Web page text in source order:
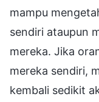
mampu
sendiri ataupun
mereka. Jika
mereka sendiri,
kembali sedikit